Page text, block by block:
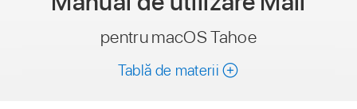
pentru macOS Tahoe
Tablă de materii